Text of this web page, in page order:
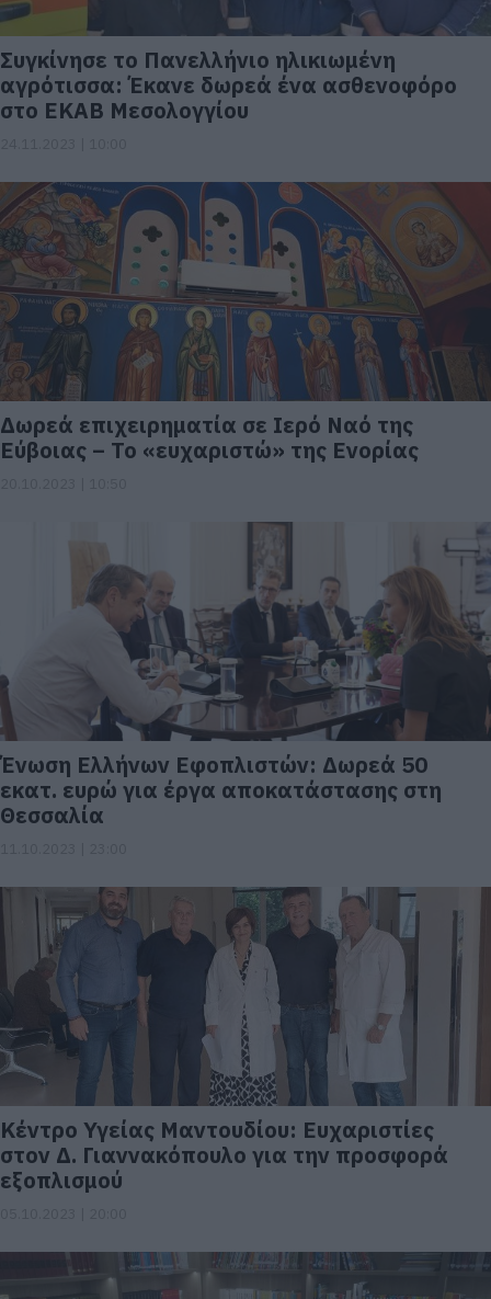
Συγκίνησε το Πανελλήνιο ηλικιωμένη
αγρότισσα: Έκανε δωρεά ένα ασθενοφόρο
στο ΕΚΑΒ Μεσολογγίου
Δωρεά επιχειρηματία σε Ιερό Ναό της
Εύβοιας – Το «ευχαριστώ» της Ενορίας
Ένωση Ελλήνων Εφοπλιστών: Δωρεά 50
εκατ. ευρώ για έργα αποκατάστασης στη
Θεσσαλία
Κέντρο Υγείας Μαντουδίου: Ευχαριστίες
στον Δ. Γιαννακόπουλο για την προσφορά
εξοπλισμού